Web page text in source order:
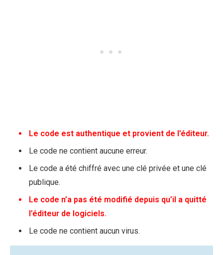
Le code est authentique et provient de l’éditeur.
Le code ne contient aucune erreur.
Le code a été chiffré avec une clé privée et une clé
publique.
Le code n’a pas été modifié depuis qu’il a quitté
l’éditeur de logiciels.
Le code ne contient aucun virus.